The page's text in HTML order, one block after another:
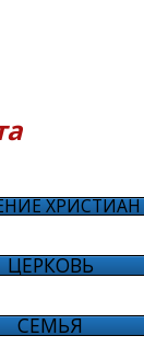
ХРИСТИАН
ЦЕРКОВЬ
СЕМЬЯ